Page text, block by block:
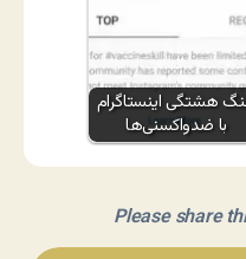
هشتگی اینستاگرام
با ضدواکسنی‌ها
Please share